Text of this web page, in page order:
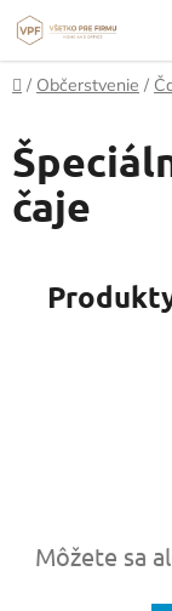
Prejsť
na
obsah
Domov
/ Občerstvenie /
čaje
Môžete sa